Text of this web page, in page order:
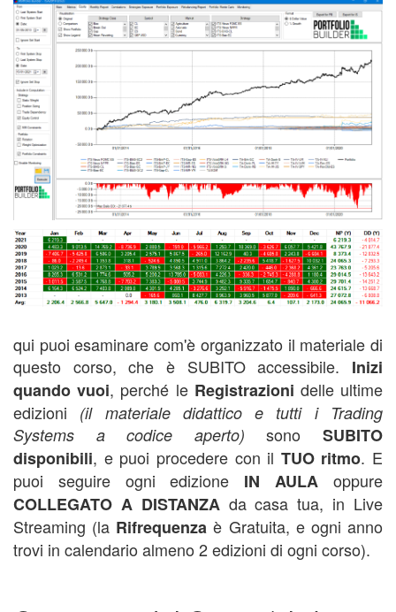
qui puoi esaminare com'è organizzato il materiale di
questo corso, che è SUBITO accessibile. Inizi
quando vuoi, perché leRegistrazioni delle ultime
edizioni (il materiale didattico e tutti i Trading
Systems a codice aperto)sonoSUBITO
disponibili, e puoi procedere con il TUO ritmo. E
puoi seguire ogni edizione IN AULA oppure
COLLEGATO A DISTANZAda casa tua, in Live
Streaming (la Rifrequenzaè Gratuita, e ogni anno
trovi in calendario almeno 2 edizioni di ogni corso).